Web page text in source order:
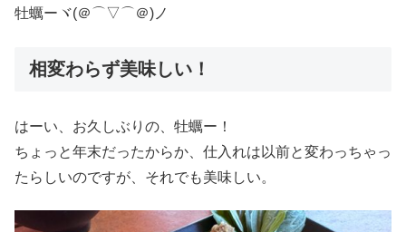
牡蠣ーヾ(＠⌒▽⌒＠)ノ
相変わらず美味しい！
はーい、お久しぶりの、牡蠣ー！
ちょっと年末だったからか、仕入れは以前と変わっちゃっ
たらしいのですが、それでも美味しい。